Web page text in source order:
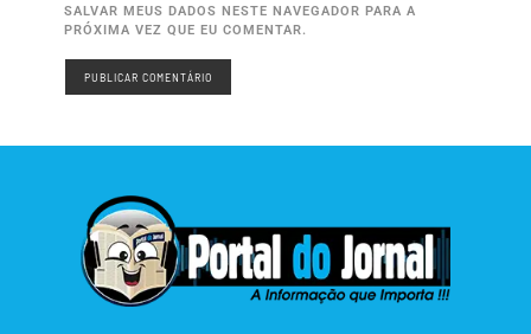
SALVAR MEUS DADOS NESTE NAVEGADOR PARA A
PRÓXIMA VEZ QUE EU COMENTAR.